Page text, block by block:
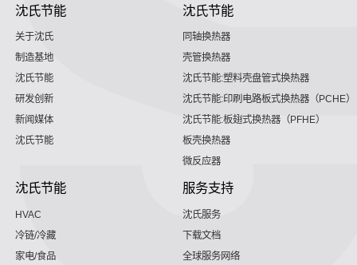
沈氏节能
关于沈氏
制造基地
沈氏节能
研发创新
新闻媒体
沈氏节能
沈氏节能
同轴换热器
壳管换热器
沈氏节能:塑料壳盘管式换热器
沈氏节能:印刷电路板式换热器（PCHE）
沈氏节能:板翅式换热器（PFHE）
板壳换热器
微反应器
沈氏节能
HVAC
冷链/冷藏
家电/食品
服务支持
沈氏服务
下载文档
全球服务网络